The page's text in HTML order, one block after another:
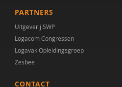
Marieke Werkman
PARTNERS
Uitgeverij SWP
Logacom Congressen
Logavak Opleidingsgroep
Zesbee
CONTACT